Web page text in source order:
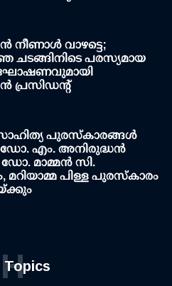
നീണാൾ വാഴട്ടെ;
ചടങ്ങിനിടെ പരസ്യമായ
പ്രസിഡന്റ്
പുരസ്‌കാരങ്ങള്‍
ഡോ. എം. അനിരുദ്ധന്‍
മാമ്മന്‍ സി.
മറിയാമ്മ പിള്ള പുരസ്‌കാരം
Topics
H